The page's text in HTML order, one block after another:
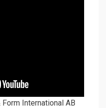
Form International AB